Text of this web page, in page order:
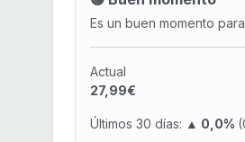
Es un buen momento
Actual
27,99€
Últimos 30 días: ▲ 0,0%